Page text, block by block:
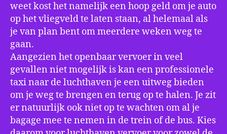
weet kost het namelijk een hoop geld om je auto
op het vliegveld te laten staan, al helemaal als
je van plan bent om meerdere weken weg te
gaan.
Aangezien het openbaar vervoer in veel
gevallen niet mogelijk is kan een professionele
taxi naar de luchthaven je een uitweg bieden
om je weg te brengen en terug op te halen. Je zit
er natuurlijk ook niet op te wachten om al je
bagage mee te nemen in de trein of de bus. Kies